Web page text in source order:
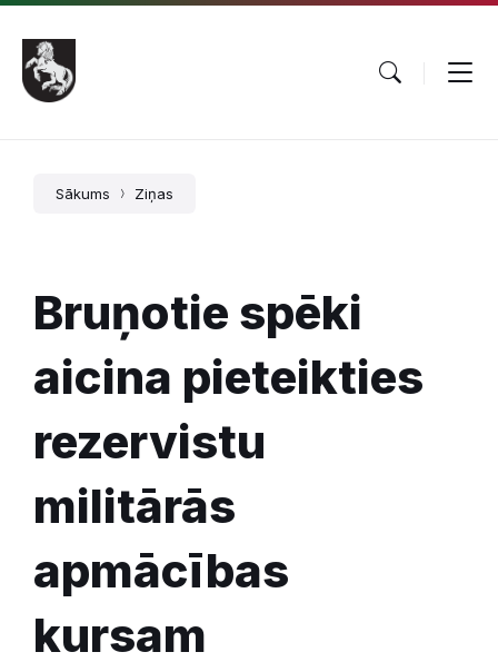
Pāriet
saturu
Skip
main
navigation
Skip
footer
Sākums Ziņas
Bruņotie spēki
aicina pieteikties
rezervistu
militārās
apmācības
kursam